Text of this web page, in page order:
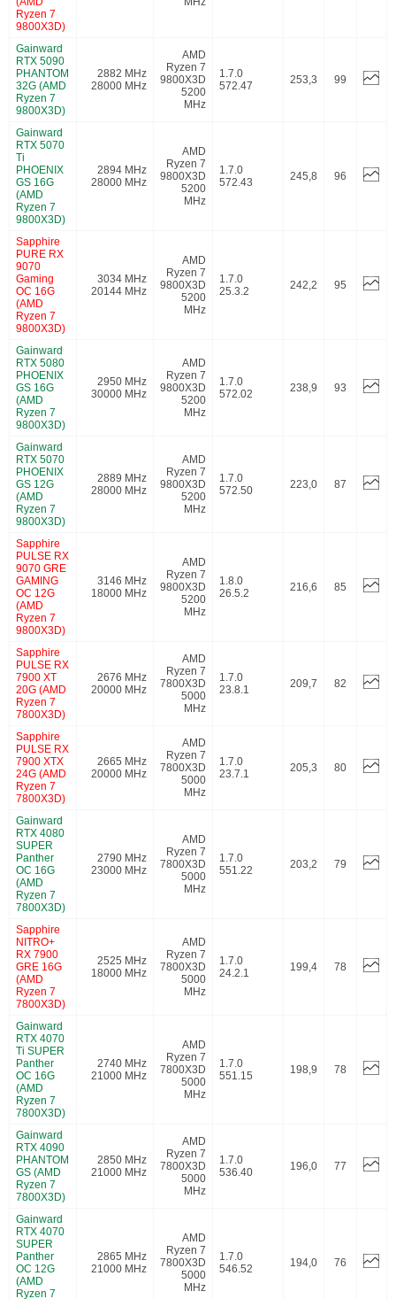
Ryzen 7
9800X3D)
Gainward
RTX 5090
PHANTOM
32G (AMD
Ryzen 7
9800X3D)
2882 MHz
28000 MHz
AMD
Ryzen 7
9800X3D
5200
MHz
1.7.0
572.47
253,3 99
Gainward
RTX 5070
Ti
PHOENIX
GS 16G
(AMD
Ryzen 7
9800X3D)
2894 MHz
28000 MHz
AMD
Ryzen 7
9800X3D
5200
MHz
1.7.0
572.43
245,8 96
Sapphire
PURE RX
9070
Gaming
OC 16G
(AMD
Ryzen 7
9800X3D)
3034 MHz
20144 MHz
AMD
Ryzen 7
9800X3D
5200
MHz
1.7.0
25.3.2
242,2 95
Gainward
RTX 5080
PHOENIX
GS 16G
(AMD
Ryzen 7
9800X3D)
2950 MHz
30000 MHz
AMD
Ryzen 7
9800X3D
5200
MHz
1.7.0
572.02
238,9 93
Gainward
RTX 5070
PHOENIX
GS 12G
(AMD
Ryzen 7
9800X3D)
2889 MHz
28000 MHz
AMD
Ryzen 7
9800X3D
5200
MHz
1.7.0
572.50
223,0 87
Sapphire
PULSE RX
9070 GRE
GAMING
OC 12G
(AMD
Ryzen 7
9800X3D)
3146 MHz
18000 MHz
AMD
Ryzen 7
9800X3D
5200
MHz
1.8.0
26.5.2
216,6 85
Sapphire
PULSE RX
7900 XT
20G (AMD
Ryzen 7
7800X3D)
2676 MHz
20000 MHz
AMD
Ryzen 7
7800X3D
5000
MHz
1.7.0
23.8.1
209,7 82
Sapphire
PULSE RX
7900 XTX
24G (AMD
Ryzen 7
7800X3D)
2665 MHz
20000 MHz
AMD
Ryzen 7
7800X3D
5000
MHz
1.7.0
23.7.1
205,3 80
Gainward
RTX 4080
SUPER
Panther
OC 16G
(AMD
Ryzen 7
7800X3D)
2790 MHz
23000 MHz
AMD
Ryzen 7
7800X3D
5000
MHz
1.7.0
551.22
203,2 79
Sapphire
NITRO+
RX 7900
GRE 16G
(AMD
Ryzen 7
7800X3D)
2525 MHz
18000 MHz
AMD
Ryzen 7
7800X3D
5000
MHz
1.7.0
24.2.1
199,4 78
Gainward
RTX 4070
Ti SUPER
Panther
OC 16G
(AMD
Ryzen 7
7800X3D)
2740 MHz
21000 MHz
AMD
Ryzen 7
7800X3D
5000
MHz
1.7.0
551.15
198,9 78
Gainward
RTX 4090
PHANTOM
GS (AMD
Ryzen 7
7800X3D)
2850 MHz
21000 MHz
AMD
Ryzen 7
7800X3D
5000
MHz
1.7.0
536.40
196,0 77
Gainward
RTX 4070
SUPER
Panther
OC 12G
(AMD
Ryzen 7
2865 MHz
21000 MHz
AMD
Ryzen 7
7800X3D
5000
MHz
1.7.0
546.52
194,0 76